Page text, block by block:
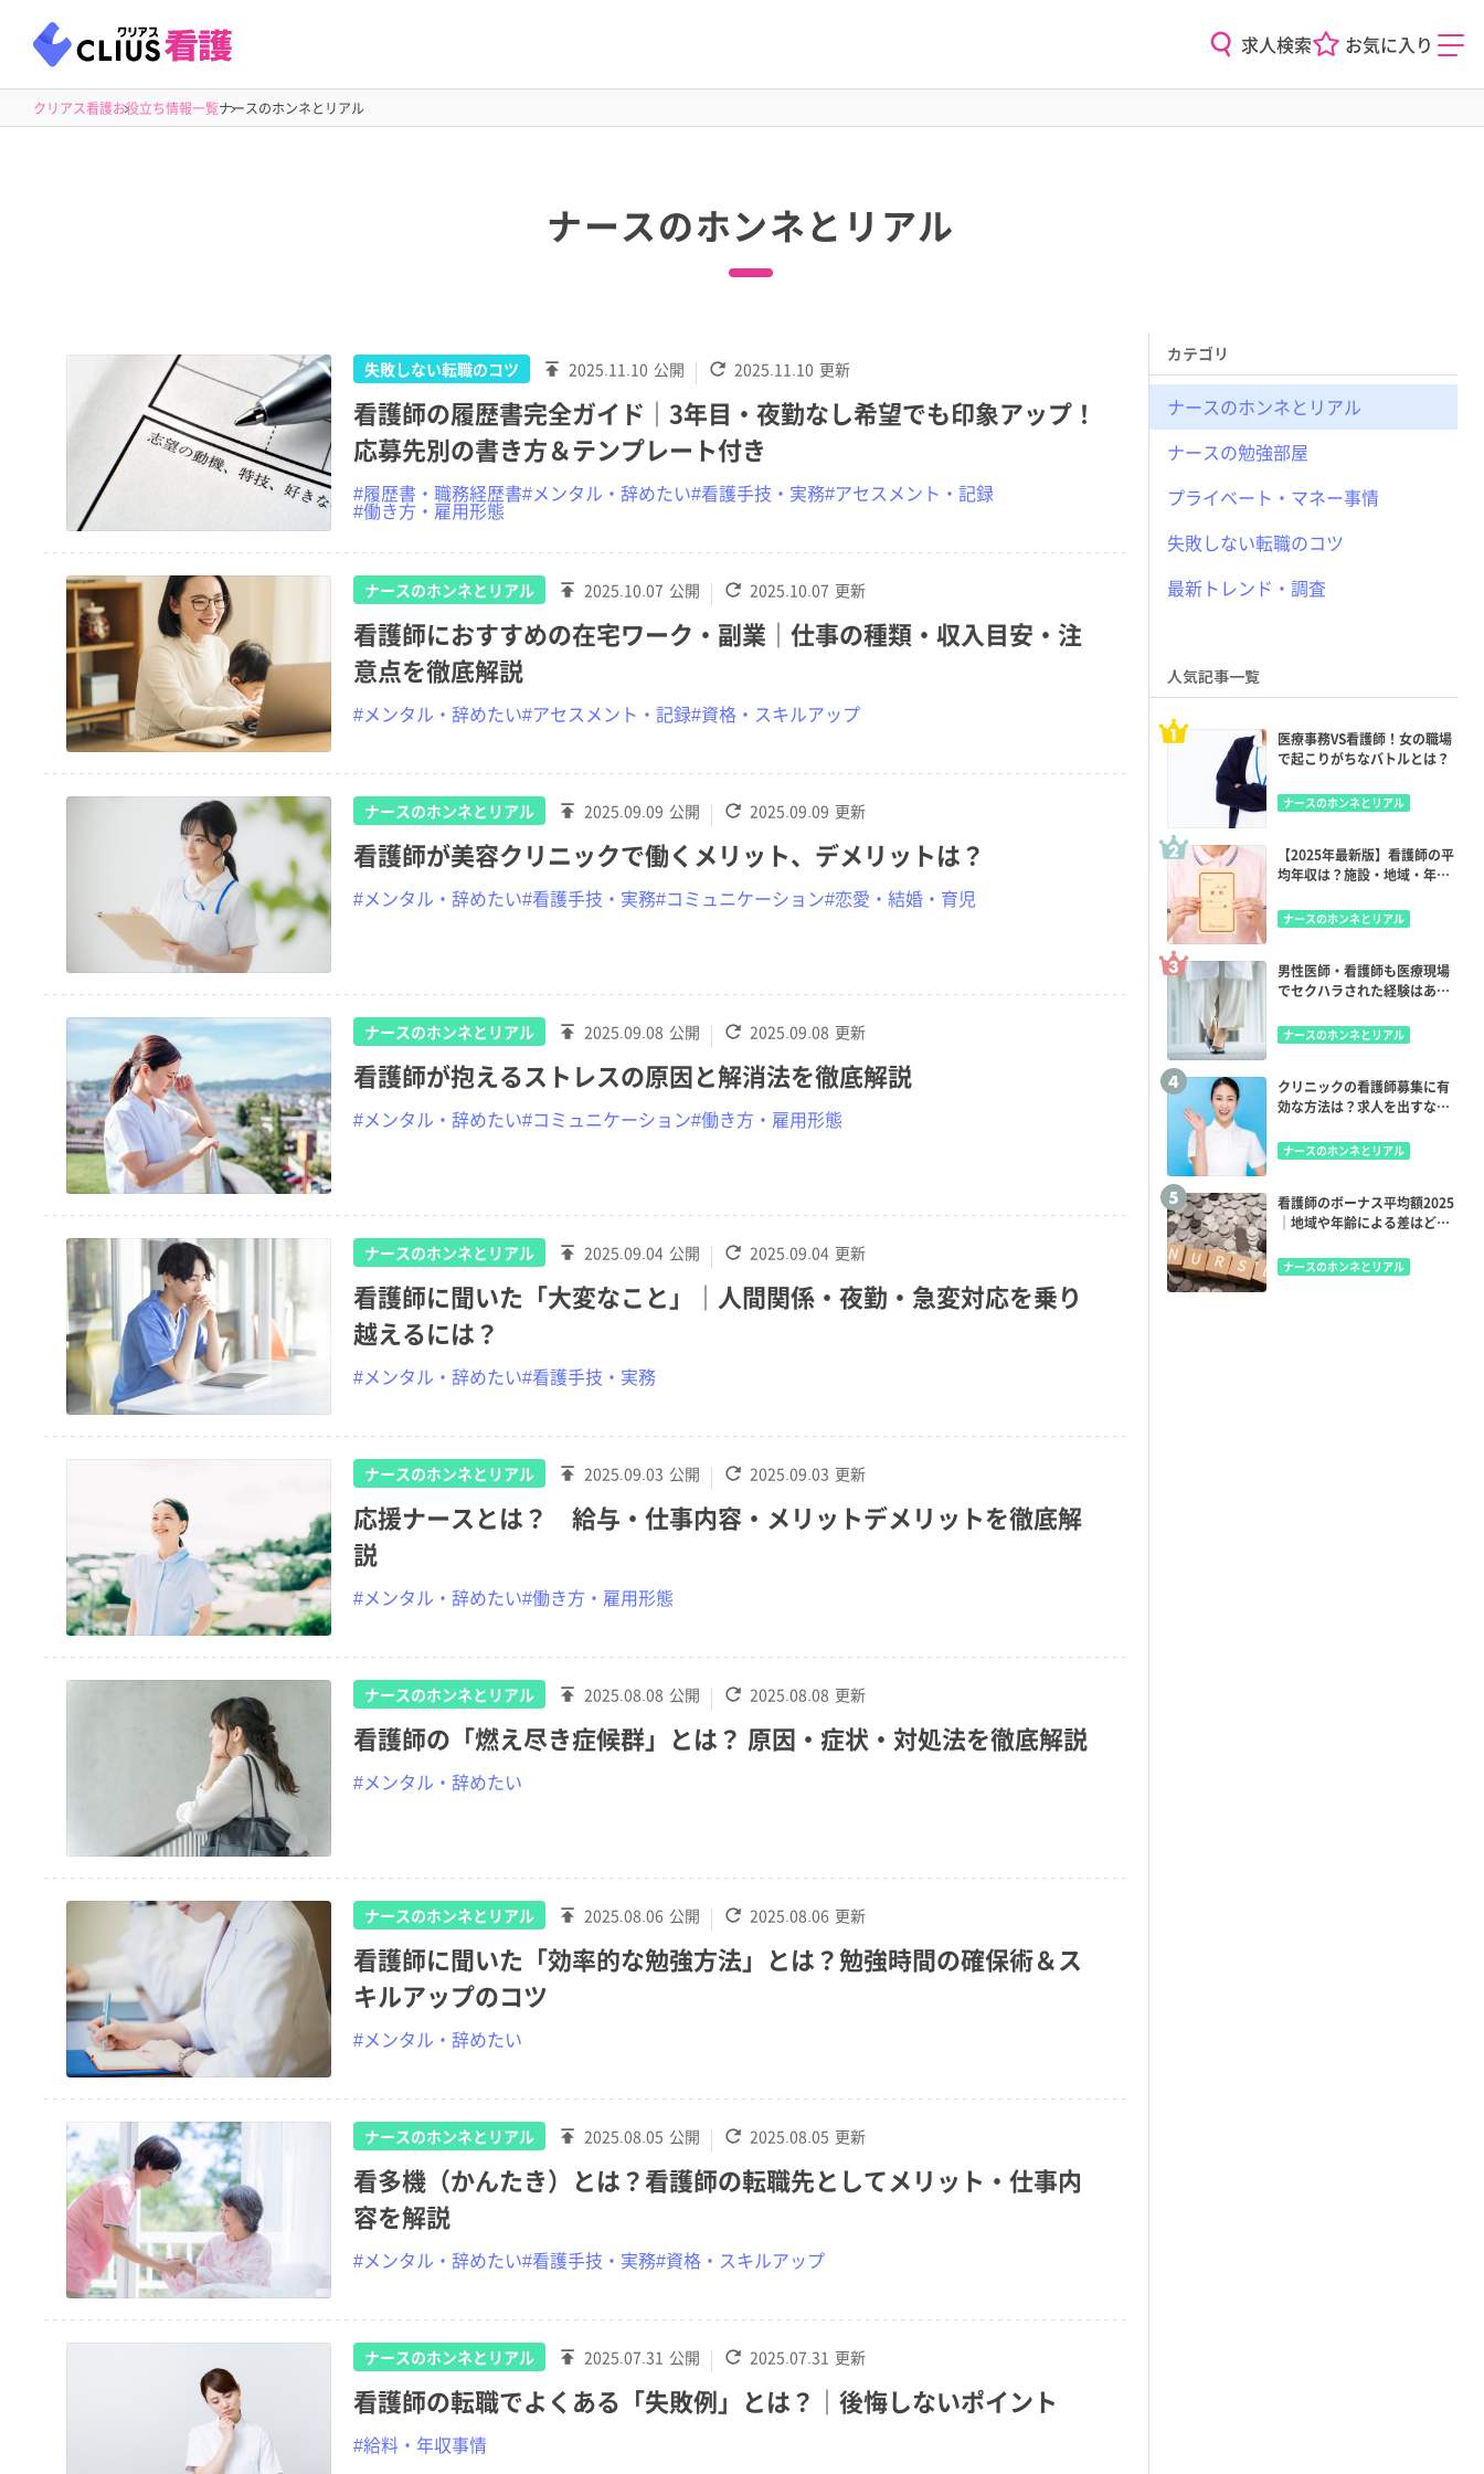
求人検索 お気に入り
クリアス看護お役立ち情報一覧ナースのホンネとリアル
ナースのホンネとリアル
失敗しない転職のコツ 2025.11.10 公開 2025.11.10 更新
看護師の履歴書完全ガイド｜3年目・夜勤なし希望でも印象アップ！
応募先別の書き方＆テンプレート付き
#履歴書・職務経歴書#メンタル・辞めたい#看護手技・実務#アセスメント・記録
#働き方・雇用形態
ナースのホンネとリアル 2025.10.07 公開 2025.10.07 更新
看護師におすすめの在宅ワーク・副業｜仕事の種類・収入目安・注
意点を徹底解説
#メンタル・辞めたい#アセスメント・記録#資格・スキルアップ
ナースのホンネとリアル 2025.09.09 公開 2025.09.09 更新
看護師が美容クリニックで働くメリット、デメリットは？
#メンタル・辞めたい#看護手技・実務#コミュニケーション#恋愛・結婚・育児
ナースのホンネとリアル 2025.09.08 公開 2025.09.08 更新
看護師が抱えるストレスの原因と解消法を徹底解説
#メンタル・辞めたい#コミュニケーション#働き方・雇用形態
ナースのホンネとリアル 2025.09.04 公開 2025.09.04 更新
看護師に聞いた「大変なこと」｜人間関係・夜勤・急変対応を乗り
越えるには？
#メンタル・辞めたい#看護手技・実務
ナースのホンネとリアル 2025.09.03 公開 2025.09.03 更新
応援ナースとは？ 給与・仕事内容・メリットデメリットを徹底解
説
#メンタル・辞めたい#働き方・雇用形態
ナースのホンネとリアル 2025.08.08 公開 2025.08.08 更新
看護師の「燃え尽き症候群」とは？ 原因・症状・対処法を徹底解説
#メンタル・辞めたい
ナースのホンネとリアル 2025.08.06 公開 2025.08.06 更新
看護師に聞いた「効率的な勉強方法」とは？勉強時間の確保術＆ス
キルアップのコツ
#メンタル・辞めたい
ナースのホンネとリアル 2025.08.05 公開 2025.08.05 更新
看多機（かんたき）とは？看護師の転職先としてメリット・仕事内
容を解説
#メンタル・辞めたい#看護手技・実務#資格・スキルアップ
ナースのホンネとリアル 2025.07.31 公開 2025.07.31 更新
看護師の転職でよくある「失敗例」とは？｜後悔しないポイント
#給料・年収事情
カテゴリ
ナースのホンネとリアル
ナースの勉強部屋
プライベート・マネー事情
失敗しない転職のコツ
最新トレンド・調査
人気記事一覧
医療事務VS看護師！女の職場
で起こりがちなバトルとは？
ナースのホンネとリアル
【2025年最新版】看護師の平
均年収は？施設・地域・年齢
のコツも
ナースのホンネとリアル
男性医師・看護師も医療現場
でセクハラされた経験はあ
ナースのホンネとリアル
クリニックの看護師募集に有
効な方法は？求人を出すなら
ナースのホンネとリアル
看護師のボーナス平均額2025
｜地域や年齢による差はどの
ナースのホンネとリアル